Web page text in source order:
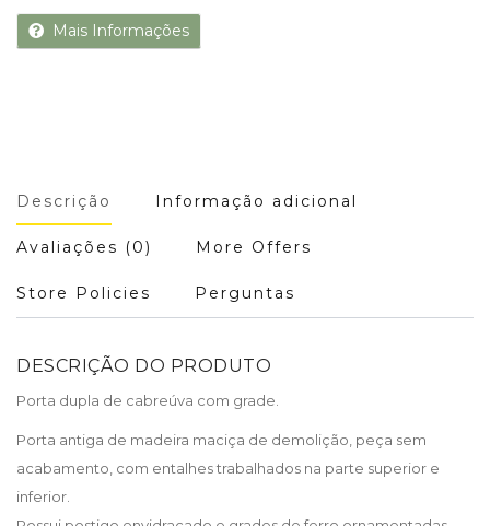
Mais Informações
Descrição Informação adicional
Avaliações (0) More Offers
Store Policies Perguntas
DESCRIÇÃO DO PRODUTO
Porta dupla de cabreúva com grade.
Porta antiga de madeira maciça de demolição, peça sem
acabamento, com entalhes trabalhados na parte superior e
inferior.